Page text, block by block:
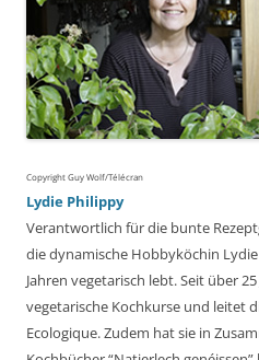
Copyright Guy Wolf/Télécran
Lydie Philippy
Verantwortlich für die bunte
die dynamische Hobbyköchin
Jahren vegetarisch lebt. Seit über
vegetarische Kochkurse und leitet
Ecologique. Zudem hat sie in